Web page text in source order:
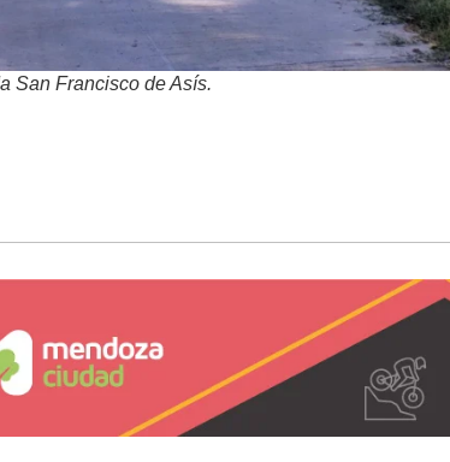
San Francisco de Asís.